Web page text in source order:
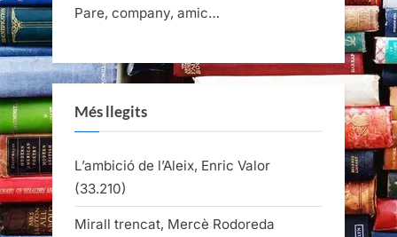
Pare, company, amic…
Més llegits
L’ambició de l’Aleix, Enric Valor
(33.210)
Mirall trencat, Mercè Rodoreda